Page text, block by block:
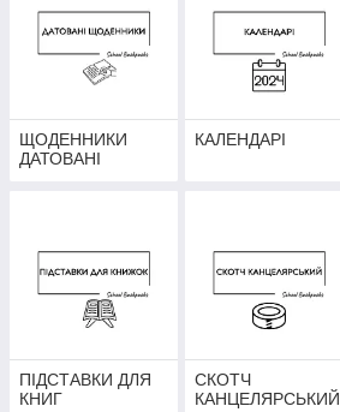
ЩОДЕННИКИ
ДАТОВАНІ
КАЛЕНДАРІ
ПІДСТАВКИ ДЛЯ
КНИГ
СКОТЧ
КАНЦЕЛЯРСЬКИЙ